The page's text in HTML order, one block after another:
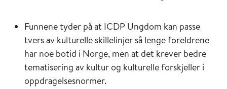
Funnene tyder på at ICDP Ungdom kan passe
tvers av kulturelle skillelinjer så lenge foreldrene
har noe botid i Norge, men at det krever bedre
tematisering av kultur og kulturelle forskjeller i
oppdragelsesnormer.